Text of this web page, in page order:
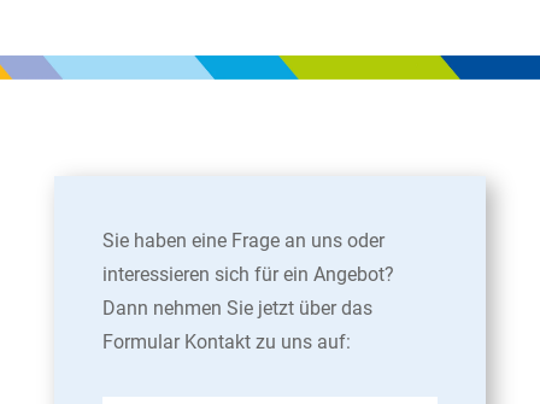
Sie haben eine Frage an uns oder
interessieren sich für ein Angebot?
Dann nehmen Sie jetzt über das
Formular Kontakt zu uns auf: